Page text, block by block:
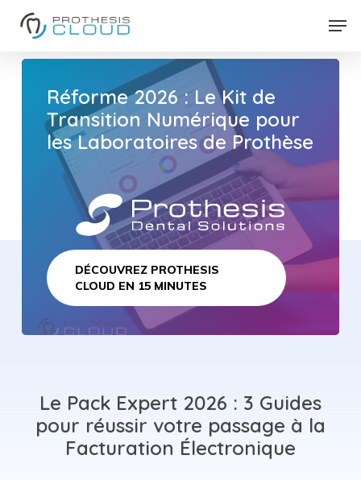
main
Réforme 2026 : Le Kit de
Transition Numérique pour
les Laboratoires de Prothèse
DÉCOUVREZ PROTHESIS
CLOUD EN 15 MINUTES
Le Pack Expert 2026 : 3 Guides
pour réussir votre passage à la
Facturation Électronique